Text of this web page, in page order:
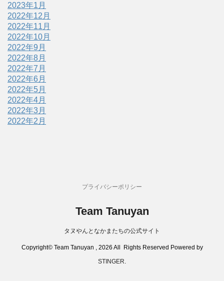
2023年1月
2022年12月
2022年11月
2022年10月
2022年9月
2022年8月
2022年7月
2022年6月
2022年5月
2022年4月
2022年3月
2022年2月
プライバシーポリシー
Team Tanuyan
タヌやんとなかまたちの公式サイト
Copyright© Team Tanuyan , 2026 All Rights Reserved Powered by
STINGER